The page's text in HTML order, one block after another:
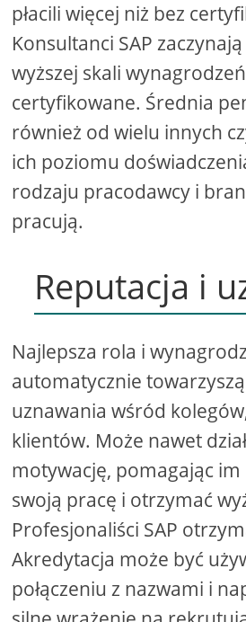
płacili więcej niż bez
Konsultanci SAP
wyższej skali
certyfikowane. Średnia
również od wielu innych
ich poziomu
rodzaju pracodawcy i
pracują.
Reputacja i
Najlepsza rola i
automatycznie
uznawania wśród
klientów. Może nawet
motywację, pomagając
swoją pracę i otrzymać
Profesjonaliści SAP
Akredytacja może być
połączeniu z nazwami i